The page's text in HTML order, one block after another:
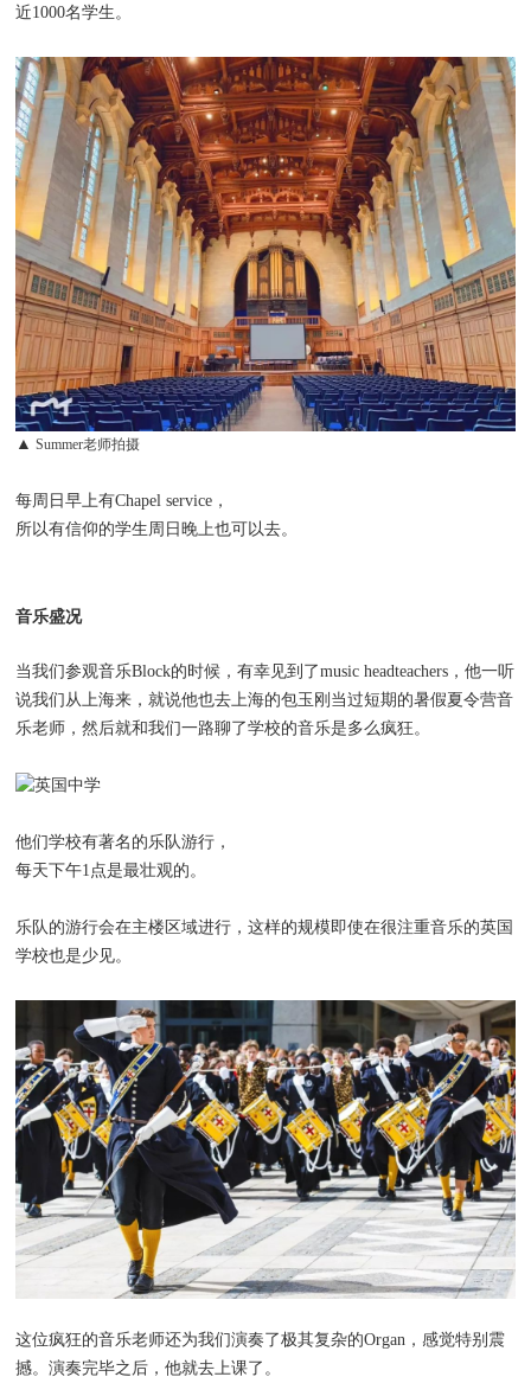
近1000名学生。
▲ Summer老师拍摄
每周日早上有Chapel service，
所以有信仰的学生周日晚上也可以去。
音乐盛况
当我们参观音乐Block的时候，有幸见到了music headteachers，他一听
说我们从上海来，就说他也去上海的包玉刚当过短期的暑假夏令营音
乐老师，然后就和我们一路聊了学校的音乐是多么疯狂。
他们学校有著名的乐队游行，
每天下午1点是最壮观的。
乐队的游行会在主楼区域进行，这样的规模即使在很注重音乐的英国
学校也是少见。
这位疯狂的音乐老师还为我们演奏了极其复杂的Organ，感觉特别震
撼。演奏完毕之后，他就去上课了。